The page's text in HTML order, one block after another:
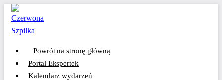
Przejdź
treści
Powrót na stronę główną
Portal Ekspertek
Kalendarz wydarzeń